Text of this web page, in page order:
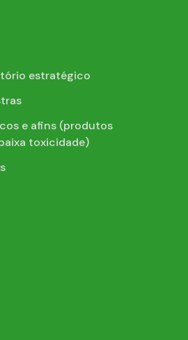
estratégico
e afins (produtos
toxicidade)